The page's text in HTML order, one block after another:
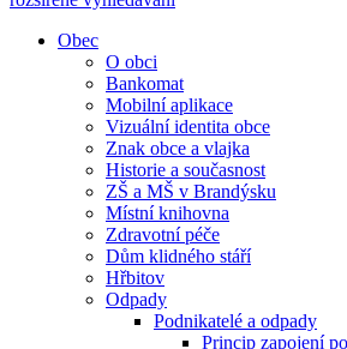
Obec
O obci
Bankomat
Mobilní aplikace
Vizuální identita obce
Znak obce a vlajka
Historie a současnost
ZŠ a MŠ v Brandýsku
Místní knihovna
Zdravotní péče
Dům klidného stáří
Hřbitov
Odpady
Podnikatelé a odpady
Princip zapojení